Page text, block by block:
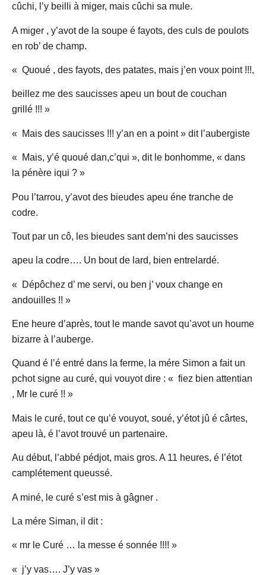
cûchi, l’y beilli à miger, mais cûchi sa mule.
A miger , y’avot de la soupe é fayots, des culs de poulots
en rob’ de champ.
« Quoué , des fayots, des patates, mais j’en voux point !!!,
beillez me des saucisses apeu un bout de couchan
grillé !!! »
« Mais des saucisses !!! y’an en a point » dit l’aubergiste
« Mais, y’é quoué dan,c’qui », dit le bonhomme, « dans
la pénère iqui ? »
Pou l’tarrou, y’avot des bieudes apeu éne tranche de
codre.
Tout par un cô, les bieudes sant dem’ni des saucisses
apeu la codre…. Un bout de lard, bien entrelardé.
« Dépôchez d’ me servi, ou ben j’ voux change en
andouilles !! »
Ene heure d’après, tout le mande savot qu’avot un houme
bizarre à l’auberge.
Quand é l’é entré dans la ferme, la mére Simon a fait un
pchot signe au curé, qui vouyot dire : « fiez bien attentian
, Mr le curé !! »
Mais le curé, tout ce qu’é vouyot, soué, y’étot jû é cârtes,
apeu là, é l’avot trouvé un partenaire.
Au début, l’abbé pédjot, mais gros. A 11 heures, é l’étot
camplétement queussé.
A miné, le curé s’est mis à gâgner .
La mére Siman, il dit :
« mr le Curé … la messe é sonnée !!!! »
« j’y vas…. J’y vas »